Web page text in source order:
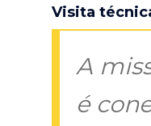
Visita
A
é